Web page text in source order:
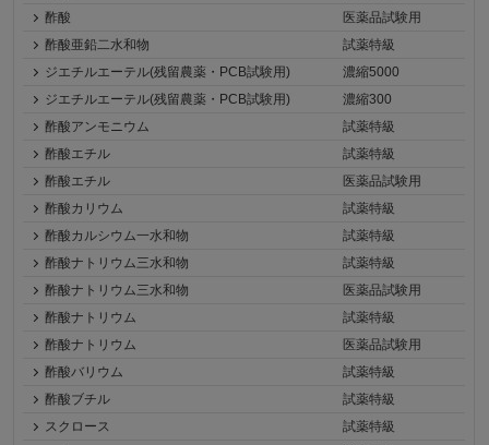
酢酸
医薬品試験用
酢酸亜鉛二水和物
試薬特級
ジエチルエーテル(残留農薬・PCB試験用)
濃縮5000
ジエチルエーテル(残留農薬・PCB試験用)
濃縮300
酢酸アンモニウム
試薬特級
酢酸エチル
試薬特級
酢酸エチル
医薬品試験用
酢酸カリウム
試薬特級
酢酸カルシウム一水和物
試薬特級
酢酸ナトリウム三水和物
試薬特級
酢酸ナトリウム三水和物
医薬品試験用
酢酸ナトリウム
試薬特級
酢酸ナトリウム
医薬品試験用
酢酸バリウム
試薬特級
酢酸ブチル
試薬特級
スクロース
試薬特級